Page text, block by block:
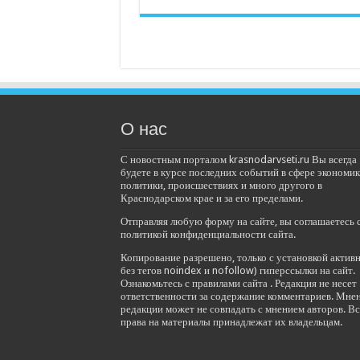
О нас
С новостным порталом krasnodarvseti.ru Вы всегда
будете в курсе последних событий в сфере
политики, происшествиях и много другого в
Краснодарском крае и за его пределами.
Отправляя любую форму на сайте, вы соглашаетесь
политикой конфиденциальности сайта.
Копирование разрешено, только с установкой
без тегов noindex и nofollow) гиперссылки на сайт.
Ознакомьтесь с правилами сайта . Редакция не несет
ответственности за содержание комментариев.
редакции может не совпадать с мнением авторов.
права на материалы принадлежат их владельцам.